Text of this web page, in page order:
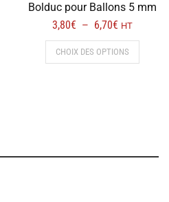
Bolduc pour Ballons 5 mm
3,80€ – 6,70€Plage
de
prix :
HT
CHOIX DES OPTIONS
Ce